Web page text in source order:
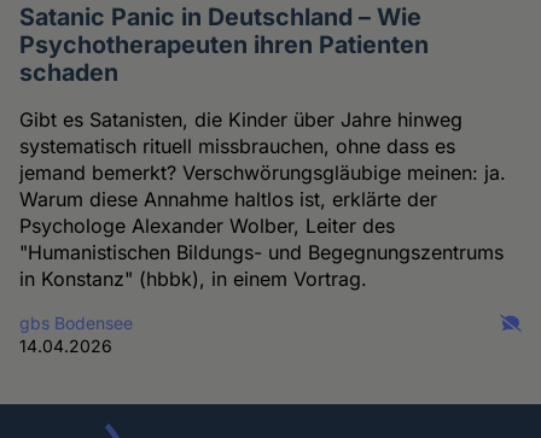
Satanic Panic in Deutschland – Wie
Psychotherapeuten ihren Patienten
schaden
Gibt es Satanisten, die Kinder über Jahre hinweg
systematisch rituell missbrauchen, ohne dass es
jemand bemerkt? Verschwörungsgläubige meinen: ja.
Warum diese Annahme haltlos ist, erklärte der
Psychologe Alexander Wolber, Leiter des
"Humanistischen Bildungs- und Begegnungszentrums
in Konstanz" (hbbk), in einem Vortrag.
gbs Bodensee
14.04.2026